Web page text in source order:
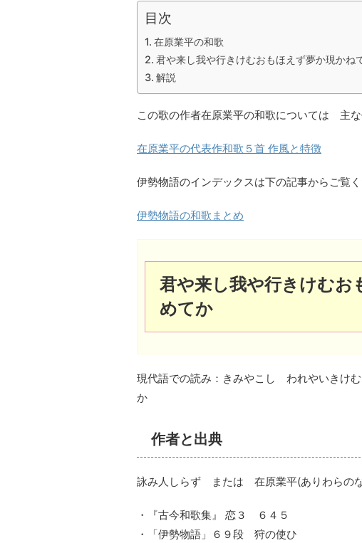
目次
在原業平の和歌
君や来し我や行きけむおもほえず夢か現かね
解説
この歌の作者在原業平の和歌については 主
在原業平の代表作和歌５首 作風と特徴
伊勢物語のインデックスは下の記事からご覧
伊勢物語の和歌まとめ
君や来し我や行きけむお
めてか
現代語での読み：きみやこし われやいき
か
作者と出典
詠み人しらず または 在原業平(ありわらのな
・『古今和歌集』 恋３ ６４５
・「伊勢物語」６９段 狩の使ひ